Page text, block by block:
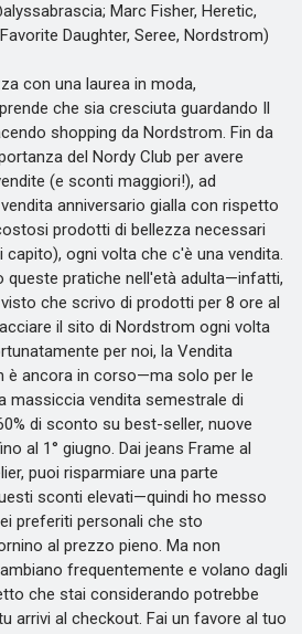
Marc Fisher, Heretic,
Daughter, Seree, Nordstrom)
con una laurea in moda,
che sia cresciuta guardando Il
shopping da Nordstrom. Fin da
del Nordy Club per avere
(e sconti maggiori!), ad
anniversario gialla con rispetto
prodotti di bellezza necessari
ogni volta che c'è una vendita.
queste pratiche nell'età adulta—infatti,
che scrivo di prodotti per 8 ore al
il sito di Nordstrom ogni volta
per noi, la Vendita
è ancora in corso—ma solo per le
massiccia vendita semestrale di
di sconto su best-seller, nuove
al 1° giugno. Dai jeans Frame al
puoi risparmiare una parte
sconti elevati—quindi ho messo
preferiti personali che sto
al prezzo pieno. Ma non
frequentemente e volano dagli
che stai considerando potrebbe
arrivi al checkout. Fai un favore al tuo